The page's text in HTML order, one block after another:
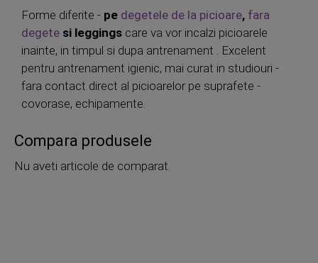
Forme diferite - pe degetele de la picioare, fara
degete si leggings care va vor incalzi picioarele
inainte, in timpul si dupa antrenament . Excelent
pentru antrenament igienic, mai curat in studiouri -
fara contact direct al picioarelor pe suprafete -
covorase, echipamente.
Compara produsele
Nu aveti articole de comparat.